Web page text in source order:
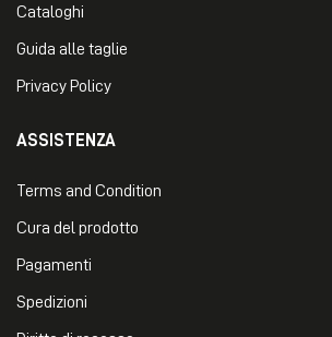
Cataloghi
Guida alle taglie
Privacy Policy
ASSISTENZA
Terms and Condition
Cura del prodotto
Pagamenti
Spedizioni